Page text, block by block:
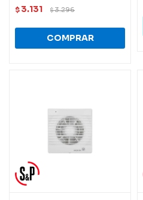
$ 3.131 $3.296